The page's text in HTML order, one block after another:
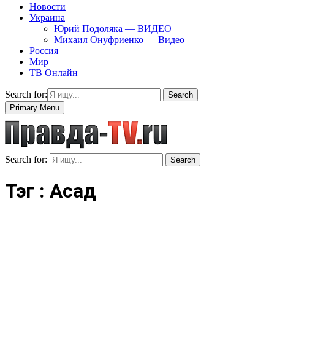
Новости
Украина
Юрий Подоляка — ВИДЕО
Михаил Онуфриенко — Видео
Россия
Мир
ТВ Онлайн
Search for:
Search
Primary Menu
Search for: Search
Тэг : Асад